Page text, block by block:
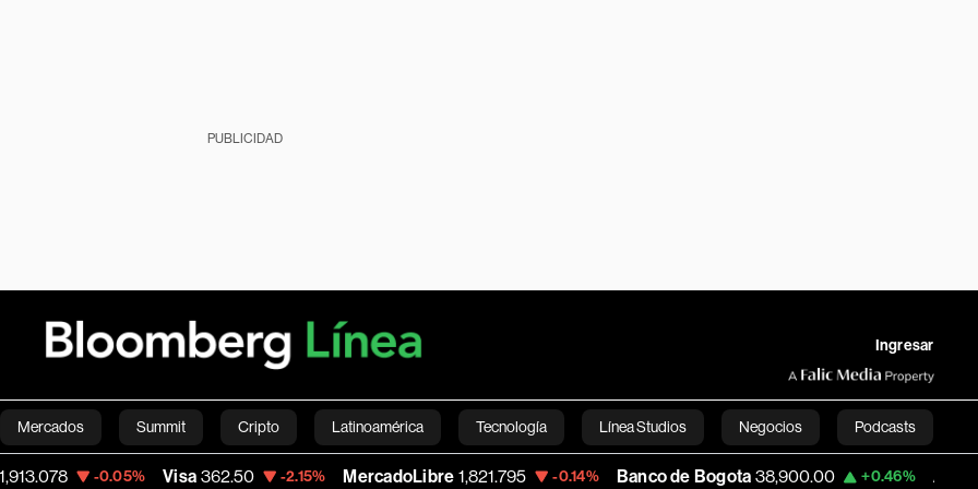
PUBLICIDAD
Ingresar
Mercados Summit Cripto Latinoamérica Tecnología Línea Studios Negocios Podcasts
Economía Estilo de vida Mundo Videos English
-0.05% Visa 362.50 -2.15% MercadoLibre 1,821.795 -0.14% Banco de Bogota 38,900.00 +0.46% Apple